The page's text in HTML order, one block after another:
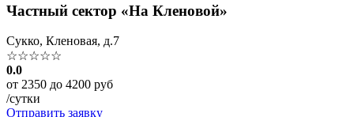
Частный сектор «На Кленовой»
Сукко, Кленовая, д.7
☆☆☆☆☆
0.0
от 2350 до 4200 руб
/сутки
Отправить заявку